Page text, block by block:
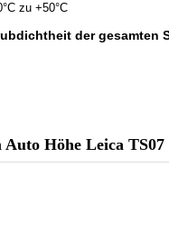
zu +50°C
der gesamten
Höhe Leica